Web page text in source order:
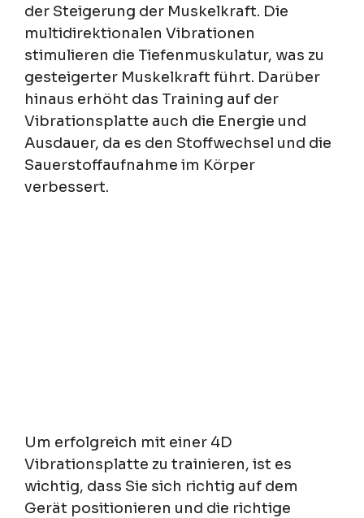
der Steigerung der Muskelkraft. Die
multidirektionalen Vibrationen
stimulieren die Tiefenmuskulatur, was zu
gesteigerter Muskelkraft führt. Darüber
hinaus erhöht das Training auf der
Vibrationsplatte auch die Energie und
Ausdauer, da es den Stoffwechsel und die
Sauerstoffaufnahme im Körper
verbessert.
Um erfolgreich mit einer 4D
Vibrationsplatte zu trainieren, ist es
wichtig, dass Sie sich richtig auf dem
Gerät positionieren und die richtige